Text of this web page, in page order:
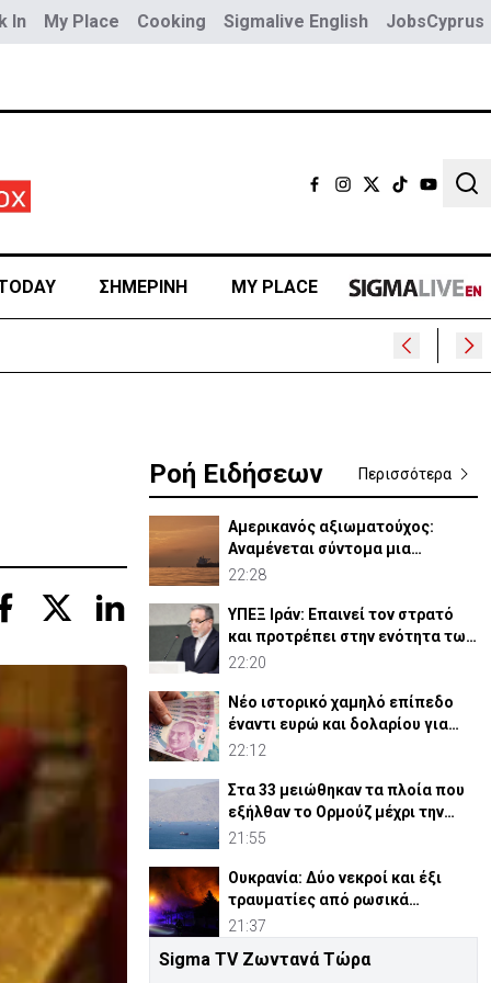
In My Place Cooking Sigmalive English JobsCyprus
ΣΗΜΕΡΙΝΗ MY PLACE
Ροή Ειδήσεων Περισσότερα
Αμερικανός αξιωματούχος:
Αναμένεται σύντομα μια
συμφωνία για Ορμούζ
22:28
ΥΠΕΞ Ιράν: Επαινεί τον στρατό
και προτρέπει στην ενότητα των
μουσουλμάνων
22:20
Νέο ιστορικό χαμηλό επίπεδο
έναντι ευρώ και δολαρίου για
τουρκική λίρα
22:12
Στα 33 μειώθηκαν τα πλοία που
εξήλθαν το Ορμούζ μέχρι την
Πέμπτη
21:55
Ουκρανία: Δύο νεκροί και έξι
τραυματίες από ρωσικά
πλήγματα
21:37
ΗΠΑ: Η Γερουσία ενέκρινε νέες
Sigma TV Ζωντανά Τώρα